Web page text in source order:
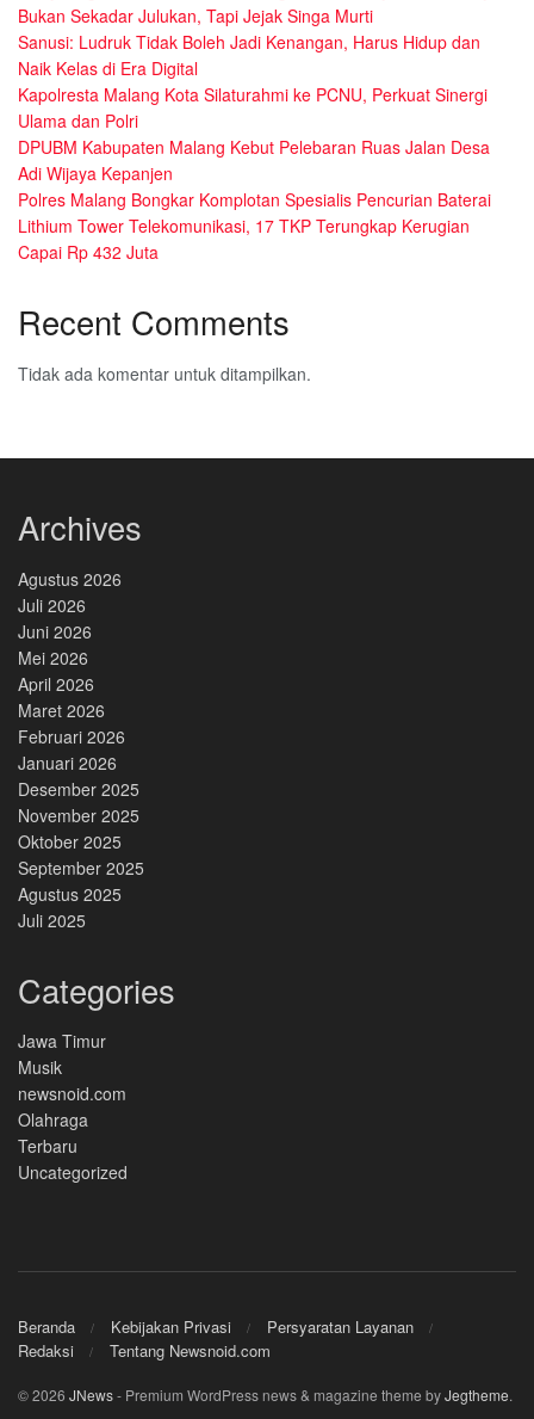
Bukan Sekadar Julukan, Tapi Jejak Singa Murti
Sanusi: Ludruk Tidak Boleh Jadi Kenangan, Harus Hidup dan
Naik Kelas di Era Digital
Kapolresta Malang Kota Silaturahmi ke PCNU, Perkuat Sinergi
Ulama dan Polri
DPUBM Kabupaten Malang Kebut Pelebaran Ruas Jalan Desa
Adi Wijaya Kepanjen
Polres Malang Bongkar Komplotan Spesialis Pencurian Baterai
Lithium Tower Telekomunikasi, 17 TKP Terungkap Kerugian
Capai Rp 432 Juta
Recent Comments
Tidak ada komentar untuk ditampilkan.
Archives
Agustus 2026
Juli 2026
Juni 2026
Mei 2026
April 2026
Maret 2026
Februari 2026
Januari 2026
Desember 2025
November 2025
Oktober 2025
September 2025
Agustus 2025
Juli 2025
Categories
Jawa Timur
Musik
newsnoid.com
Olahraga
Terbaru
Uncategorized
Beranda Kebijakan Privasi
Persyaratan Layanan
Redaksi
Tentang Newsnoid.com
© 2026 JNews- Premium WordPress news & magazine theme byJegtheme.